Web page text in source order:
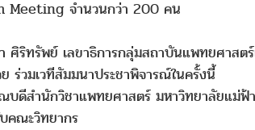
Meeting จำนวนกว่า 200 คน
ศิริทรัพย์ เลขาธิการกลุ่มสถาบันแพทยศาส
วมเวทีสัมมนาประชาพิจารณ์ในครั้งนี้
สำนักวิชาแพทยศาสตร์ มหาวิทยาลัยแม่ฟ้
คณะวิทยากร